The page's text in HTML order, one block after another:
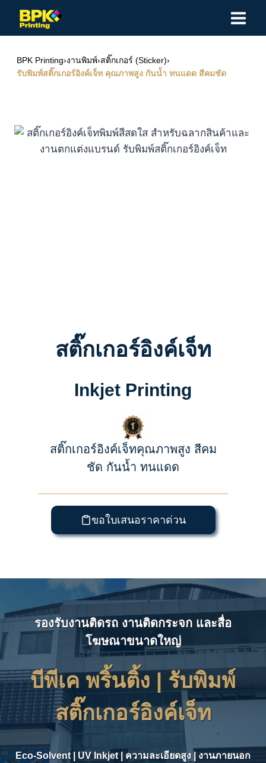
BPK Printing›งานพิมพ์›สติ๊กเกอร์ (Sticker)›
รับพิมพ์สติ๊กเกอร์อิงค์เจ็ท คุณภาพสูง กันน้ำ ทนแดด สีคมชัด
สติ๊กเกอร์อิงค์เจ็ท
Inkjet Printing
สติ๊กเกอร์อิงค์เจ็ทคุณภาพสูง สีคม
ชัด กันน้ำ ทนแดด
ขอใบเสนอราคาด่วน
รองรับงานติดรถ งานติดกระจก และสื่อ
โฆษณาขนาดใหญ่
บีพีเค พริ้นติ้ง | รับพิมพ์
สติ๊กเกอร์อิงค์เจ็ท
Eco-Solvent | UV Inkjet | ความละเอียดสูง | งานภายนอก